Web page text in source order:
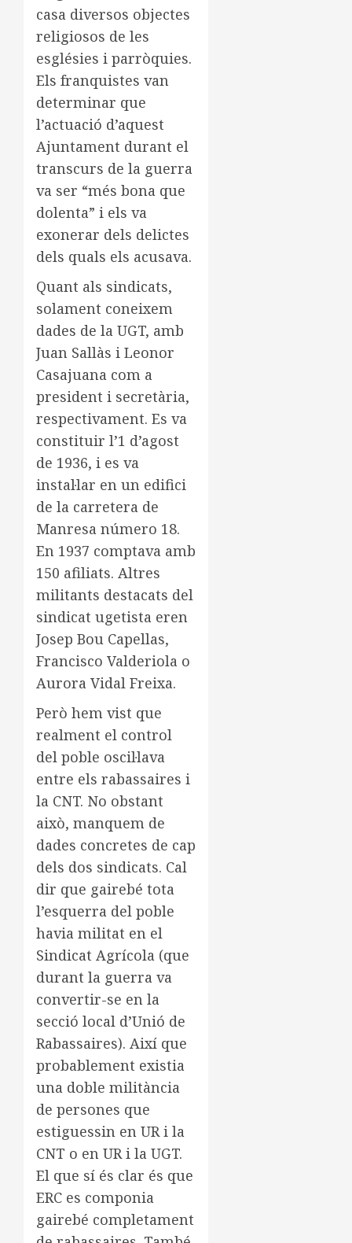
casa diversos objectes
religiosos de les
esglésies i parròquies.
Els franquistes van
determinar que
l’actuació d’aquest
Ajuntament durant el
transcurs de la guerra
va ser “més bona que
dolenta” i els va
exonerar dels delictes
dels quals els acusava.
Quant als sindicats,
solament coneixem
dades de la UGT, amb
Juan Sallàs i Leonor
Casajuana com a
president i secretària,
respectivament. Es va
constituir l’1 d’agost
de 1936, i es va
instal·lar en un edifici
de la carretera de
Manresa número 18.
En 1937 comptava amb
150 afiliats. Altres
militants destacats del
sindicat ugetista eren
Josep Bou Capellas,
Francisco Valderiola o
Aurora Vidal Freixa.
Però hem vist que
realment el control
del poble oscil·lava
entre els rabassaires i
la CNT. No obstant
això, manquem de
dades concretes de cap
dels dos sindicats. Cal
dir que gairebé tota
l’esquerra del poble
havia militat en el
Sindicat Agrícola (que
durant la guerra va
convertir-se en la
secció local d’Unió de
Rabassaires). Així que
probablement existia
una doble militància
de persones que
estiguessin en UR i la
CNT o en UR i la UGT.
El que sí és clar és que
ERC es componia
gairebé completament